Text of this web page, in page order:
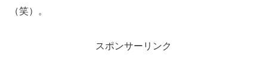
（笑）。
スポンサーリンク